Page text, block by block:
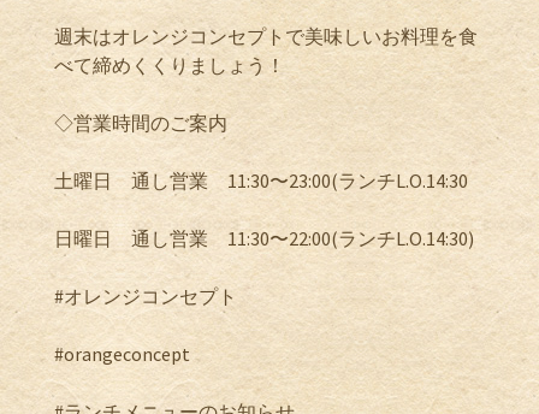
週末はオレンジコンセプトで美味しいお料理を食
べて締めくくりましょう！
◇営業時間のご案内
土曜日 通し営業 11:30〜23:00(ランチL.O.14:30
日曜日 通し営業 11:30〜22:00(ランチL.O.14:30)
#オレンジコンセプト
#orangeconcept